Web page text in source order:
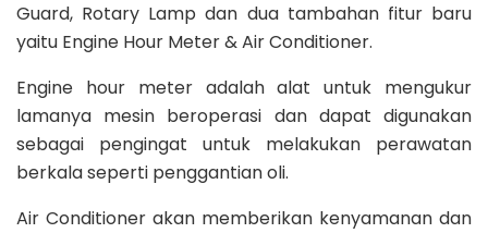
Guard, Rotary Lamp dan dua tambahan fitur baru
yaitu Engine Hour Meter & Air Conditioner.
Engine hour meter adalah alat untuk mengukur
lamanya mesin beroperasi dan dapat digunakan
sebagai pengingat untuk melakukan perawatan
berkala seperti penggantian oli.
Air Conditioner akan memberikan kenyamanan dan